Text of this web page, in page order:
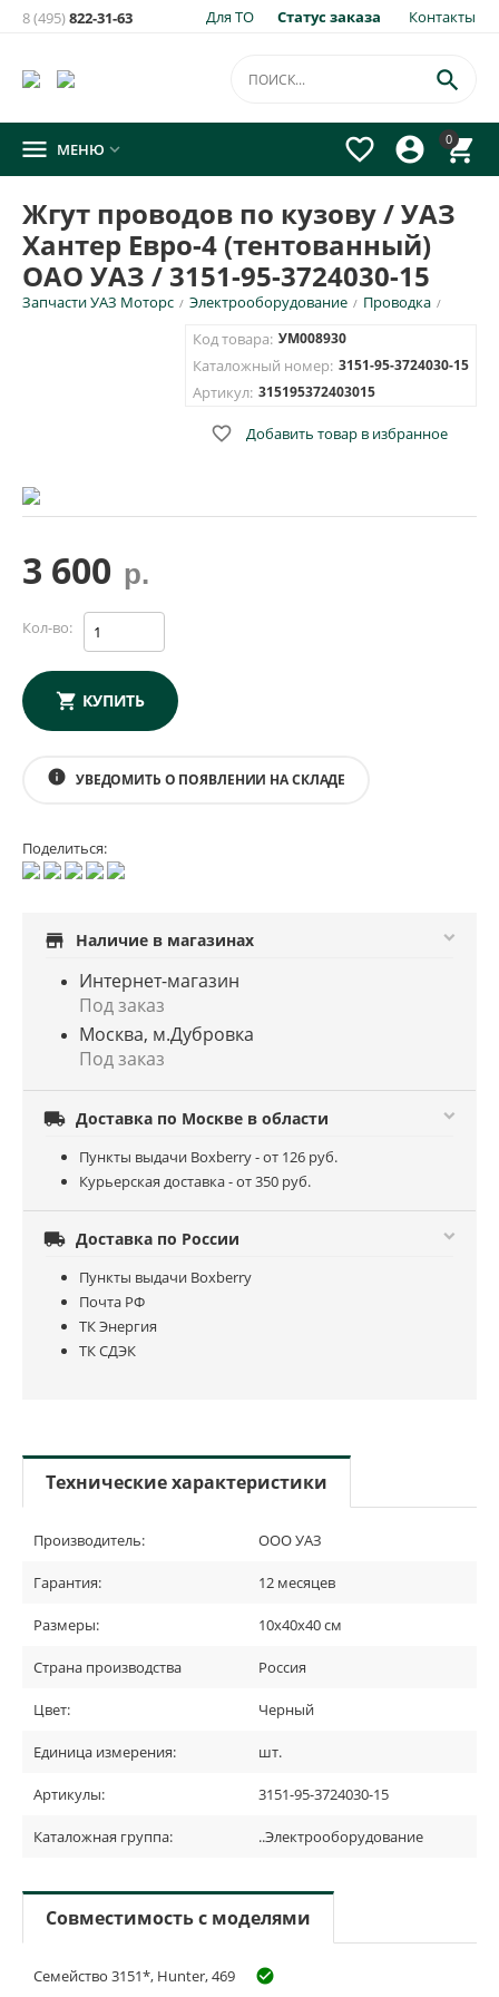
Для ТО Статус заказа Контакты
8 (495)822-31-63
0




 МЕНЮ 
Жгут проводов по кузову / УАЗ
Хантер Евро-4 (тентованный)
ОАО УАЗ / 3151-95-3724030-15
Запчасти УАЗ Моторс / Электрооборудование / Проводка /
Код товара: УМ008930
Каталожный номер: 3151-95-3724030-15
Артикул: 315195372403015
 Добавить товар в избранное
3 600 р.
Кол-во:
КУПИТЬ
info УВЕДОМИТЬ О ПОЯВЛЕНИИ НА СКЛАДЕ
товара:
×
Жгут проводов по кузову / УАЗ Хантер Евро-4
(тентованный) ОАО УАЗ / 3151-95-3724030-15
E-mail для уведомления письмом
Номер телефона для SMS уведомления
Поделиться:
store Наличие в магазинах
Интернет-магазин
Под заказ
Москва, м.Дубровка
Под заказ
 Доставка по Москве в области
Пункты выдачи Boxberry - от 126 руб.
Курьерская доставка - от 350 руб.
 Доставка по России
Пункты выдачи Boxberry
Почта РФ
ТК Энергия
ТК СДЭК
Технические характеристики
Производитель: ООО УАЗ
Гарантия: 12 месяцев
Размеры: 10х40х40 см
Страна производства Россия
Цвет: Черный
Единица измерения: шт.
Артикулы: 3151-95-3724030-15
Каталожная группа: ..Электрооборудование
Совместимость с моделями
Семейство 3151*, Hunter, 469 check_circle_outline